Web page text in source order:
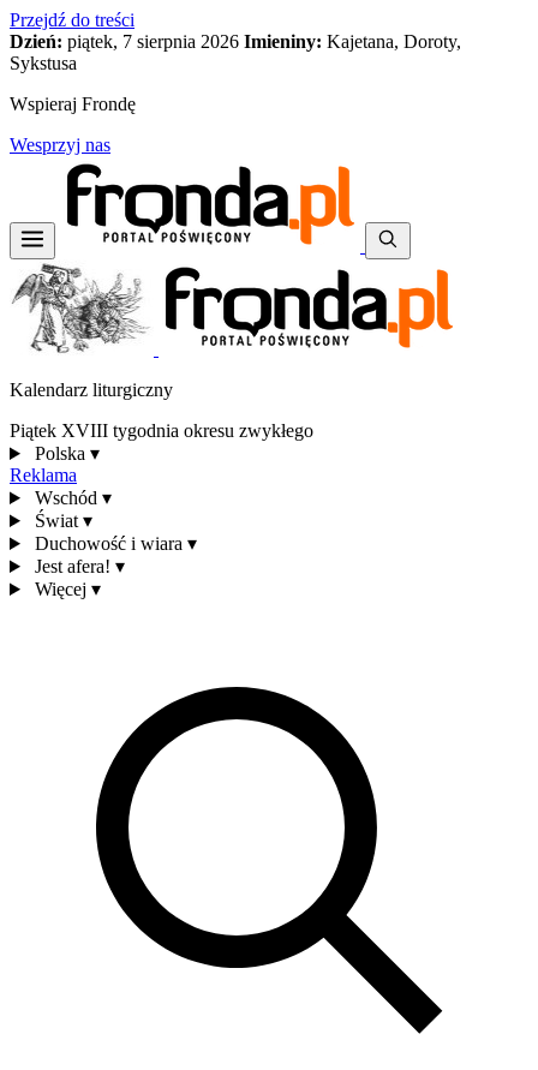
Przejdź do treści
Dzień: piątek, 7 sierpnia 2026 Imieniny: Kajetana, Doroty,
Sykstusa
Wspieraj Frondę
Wesprzyj nas
Kalendarz liturgiczny
Piątek XVIII tygodnia okresu zwykłego
Polska ▾
Reklama
Wschód ▾
Świat ▾
Duchowość i wiara ▾
Jest afera! ▾
Więcej ▾